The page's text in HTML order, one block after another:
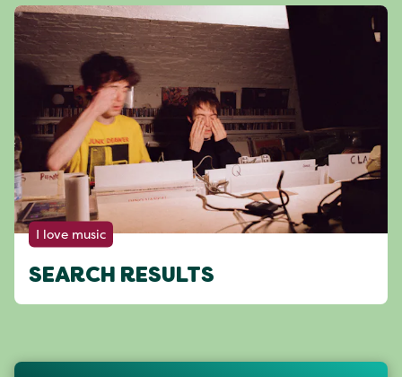
I love music
SEARCH RESULTS